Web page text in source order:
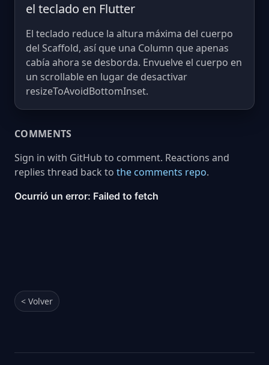
el teclado en Flutter
El teclado reduce la altura máxima del cuerpo
del Scaffold, así que una Column que apenas
cabía ahora se desborda. Envuelve el cuerpo en
un scrollable en lugar de desactivar
resizeToAvoidBottomInset.
COMMENTS
Sign in with GitHub to comment. Reactions and
replies thread back to the comments repo.
< Volver